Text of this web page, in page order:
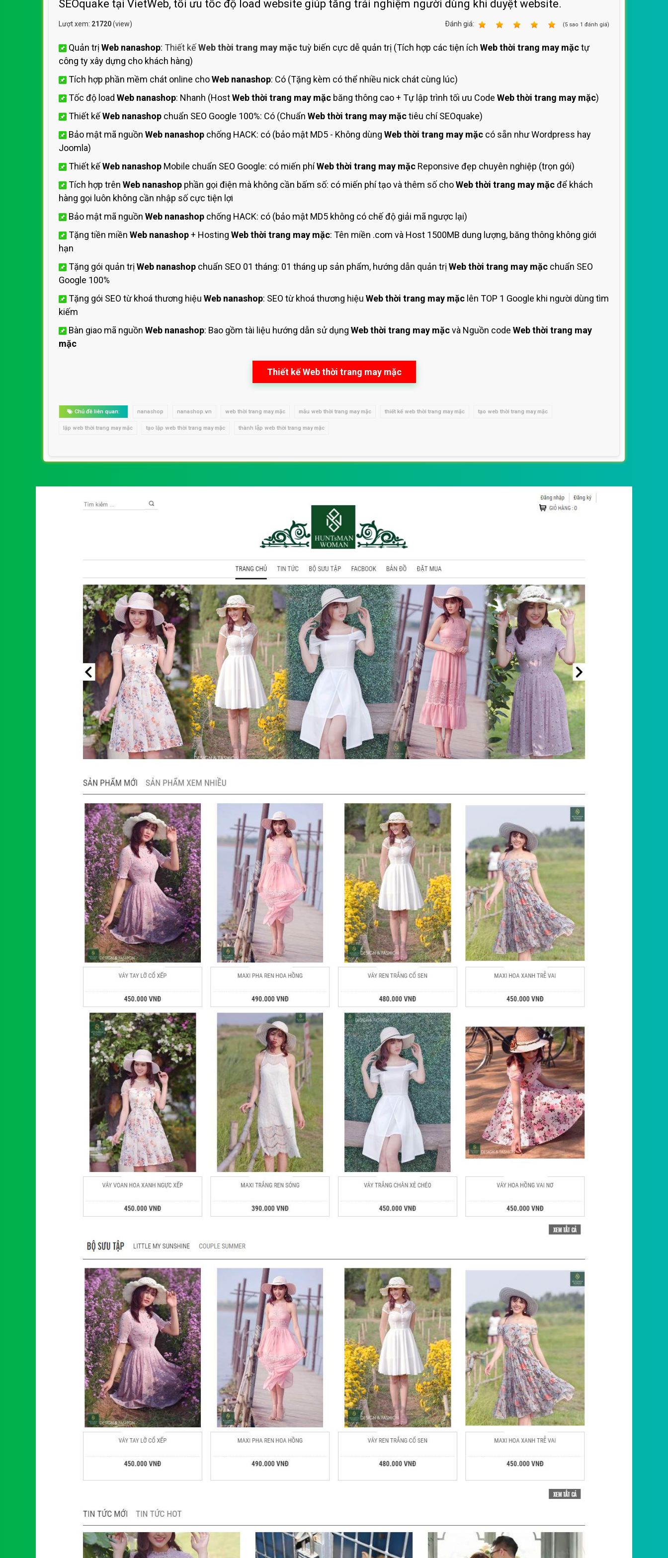
Bảng giá quản trị Website
SEOquake tại VietWeb, tối ưu tốc độ load website giúp tăng trải nghiệm người dùng khi duyệt website.
Lượt xem: 21720(view) Ðánh giá: (5 sao 1 đánh giá)
Quản trị Web nanashop: Thiết kếWeb thời trang may mặctuỳ biến cực dễ quản trị (Tích hợp các tiện ích Web thời trang may mặctự
công ty xây dựng cho khách hàng)
Tích hợp phần mềm chát online choWeb nanashop: Có (Tặng kèm có thể nhiều nick chát cùng lúc)
Tốc độ load Web nanashop: Nhanh (HostWeb thời trang may mặc băng thông cao + Tự lập trình tối ưu Code Web thời trang may mặc)
Thiết kếWeb nanashop chuẩn SEO Google 100%: Có (Chuẩn Web thời trang may mặctiêu chí SEOquake)
Bảo mật mã nguồn Web nanashop chống HACK: có (bảo mật MD5 - Không dùng Web thời trang may mặc có sẵn như Wordpress hay
Joomla)
Thiết kếWeb nanashop Mobile chuẩn SEO Google: có miến phíWeb thời trang may mặc Reponsive đẹp chuyên nghiệp (trọn gói)
Tích hợp trên Web nanashop phần gọi điện mà không cần bấm số: có miến phí tạo và thêm số choWeb thời trang may mặcđể khách
hàng gọi luôn không cần nhập số cực tiện lợi
Bảo mật mã nguồn Web nanashop chống HACK: có (bảo mật MD5 không có chế độ giải mã ngược lại)
Tặng tiền miền Web nanashop+ Hosting Web thời trang may mặc: Tên miền .com và Host 1500MB dung lượng, băng thông không giới
hạn
Tặng gói quản trị Web nanashop chuẩn SEO 01 tháng: 01 tháng up sản phẩm, hướng dẫn quản trị Web thời trang may mặc chuẩn SEO
Google 100%
Tặng gói SEO từ khoá thương hiệu Web nanashop: SEO từ khoá thương hiệu Web thời trang may mặc lên TOP 1 Google khi người dùng tìm
kiếm
Bàn giao mã nguồn Web nanashop: Bao gồm tài liệu hướng dẫn sử dụng Web thời trang may mặcvà Nguồn code Web thời trang may
mặc
Thiết kế Web thời trang may mặc
Chủ đề liên quan: nanashop nanashop.vn web thời trang may mặc mẫu web thời trang may mặc thiết kế web thời trang may mặc tạo web thời trang may mặc
lập web thời trang may mặc tạo lập web thời trang may mặc thành lập web thời trang may mặc